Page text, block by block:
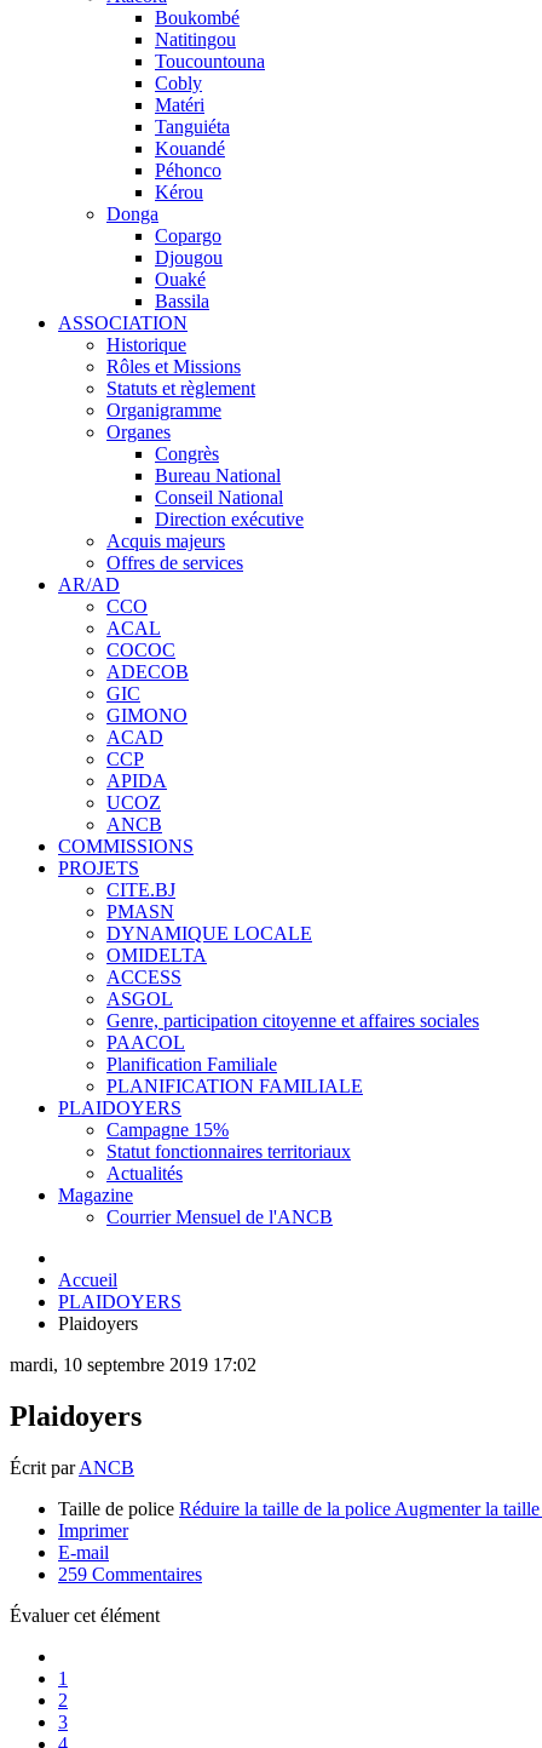
Boukombé
Natitingou
Toucountouna
Cobly
Matéri
Tanguiéta
Kouandé
Péhonco
Kérou
Donga
Copargo
Djougou
Ouaké
Bassila
ASSOCIATION
Historique
Rôles et Missions
Statuts et règlement
Organigramme
Organes
Congrès
Bureau National
Conseil National
Direction exécutive
Acquis majeurs
Offres de services
AR/AD
CCO
ACAL
COCOC
ADECOB
GIC
GIMONO
ACAD
CCP
APIDA
UCOZ
ANCB
COMMISSIONS
PROJETS
CITE.BJ
PMASN
DYNAMIQUE LOCALE
OMIDELTA
ACCESS
ASGOL
Genre, participation citoyenne et affaires sociales
PAACOL
Planification Familiale
PLANIFICATION FAMILIALE
PLAIDOYERS
Campagne 15%
Statut fonctionnaires territoriaux
Actualités
Magazine
Courrier Mensuel de l'ANCB
Accueil
PLAIDOYERS
Plaidoyers
mardi, 10 septembre 2019 17:02
Plaidoyers
Écrit parANCB
Taille de police Réduire la taille de la police Augmenter la
Imprimer
E-mail
259 Commentaires
Évaluer cet élément
1
2
3
4